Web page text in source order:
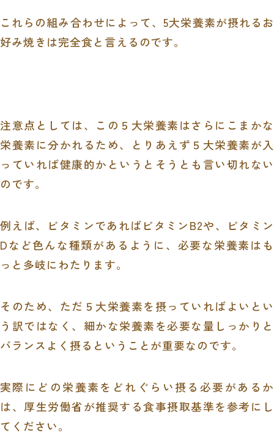
これらの組み合わせによって、5大栄養素が摂れるお
好み焼きは完全食と言えるのです。
注意点としては、この５大栄養素はさらにこまかな
栄養素に分かれるため、とりあえず５大栄養素が入
っていれば健康的かというとそうとも言い切れない
のです。
例えば、ビタミンであればビタミンB2や、ビタミン
Dなど色んな種類があるように、必要な栄養素はも
っと多岐にわたります。
そのため、ただ５大栄養素を摂っていればよいとい
う訳ではなく、細かな栄養素を必要な量しっかりと
バランスよく摂るということが重要なのです。
実際にどの栄養素をどれぐらい摂る必要があるか
は、厚生労働省が推奨する食事摂取基準を参考にし
てください。